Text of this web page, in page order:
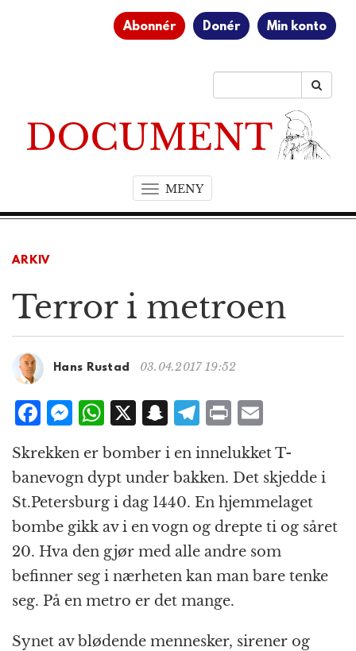
Abonnér Donér Min konto
MENYT
o
n
a
g
t
n
ARKIV
Terror i metroen
Hans Rustad 03.04.2017 19:52
F
a
c
e
b
o
o
k
M
ss
e
n
g
e
r
W
h
at
s
A
p
p
X S
n
a
p
c
h
at
T
e
g
r
a
m
P
ri
n
t
ai
l
Skrekken er bomber i en innelukket T-
banevogn dypt under bakken. Det skjedde i
St.Petersburg i dag 1440. En hjemmelaget
bombe gikk av i en vogn og drepte ti og såret
20. Hva den gjør med alle andre som
befinner seg i nærheten kan man bare tenke
seg. På en metro er det mange.
Synet av blødende mennesker, sirener og